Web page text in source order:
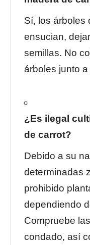
Sí, los árboles
ensucian,
semillas. No
árboles junto
¿Es ilegal
de carrot?
Debido a su
determinadas
prohibido
dependiendo
Compruebe
condado, así